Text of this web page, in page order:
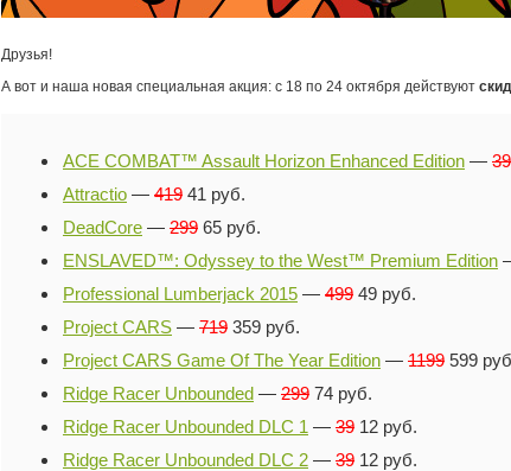
Друзья!
А вот и наша новая специальная акция: с 18 по 24 октября действуют
ACE COMBAT™ Assault Horizon Enhanced Edition —
Attractio — 419 41 руб.
DeadCore — 299 65 руб.
ENSLAVED™: Odyssey to the West™ Premium Edition
Professional Lumberjack 2015 — 499 49 руб.
Project CARS — 719 359 руб.
Project CARS Game Of The Year Edition — 1199 599
Ridge Racer Unbounded — 299 74 руб.
Ridge Racer Unbounded DLC 1 — 39 12 руб.
Ridge Racer Unbounded DLC 2 — 39 12 руб.